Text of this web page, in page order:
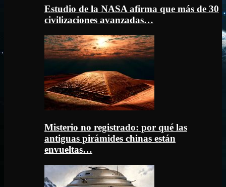
Estudio de la NASA afirma que más de 30
civilizaciones avanzadas…
Misterio no registrado: por qué las
antiguas pirámides chinas están
envueltas…